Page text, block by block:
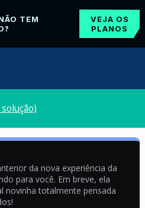
TEM
VEJA OS
PLANOS
da nova experiência da
para você. Em breve, ela
novinha totalmente pensada